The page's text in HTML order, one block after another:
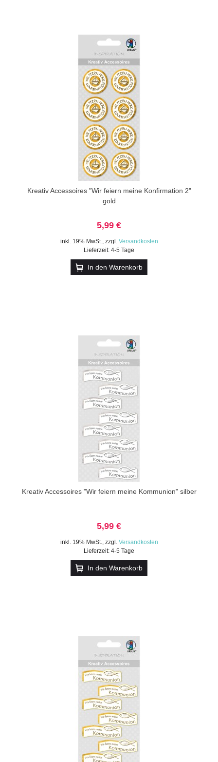
Kreativ Accessoires "Wir feiern meine Konfirmation 2"
gold
5,99 €
inkl. 19% MwSt., zzgl. Versandkosten
Lieferzeit: 4-5 Tage
In den Warenkorb
Kreativ Accessoires "Wir feiern meine Kommunion" silber
5,99 €
inkl. 19% MwSt., zzgl. Versandkosten
Lieferzeit: 4-5 Tage
In den Warenkorb